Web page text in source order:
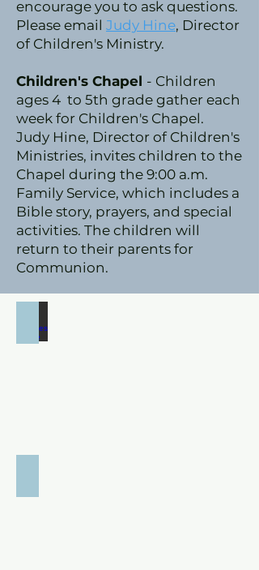
encourage you to ask questions.
Please email Judy Hine, Director
of Children's Ministry.
Children's Chapel - Children
ages 4 to 5th grade gather each
week for Children's Chapel.
Judy Hine, Director of Children's
Ministries, invites children to the
Chapel during the 9:00 a.m.
Family Service, which includes a
Bible story, prayers, and special
activities. The children will
return to their parents for
Communion.
Watch Services Online